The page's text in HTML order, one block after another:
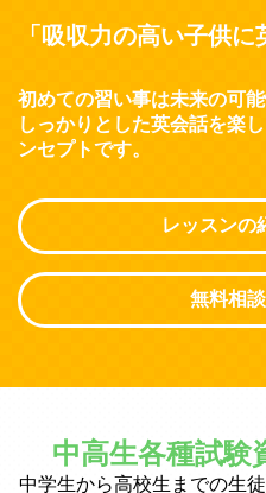
「吸収力の高い子供に
初めての習い事は未来の可
しっかりとした英会話を楽
ンセプトです。
レッスンの
無料相
中高生各種試験
中学生から高校生までの生